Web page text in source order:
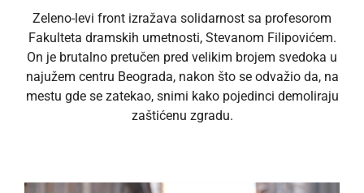
Zeleno-levi front izražava solidarnost sa profesorom
Fakulteta dramskih umetnosti, Stevanom Filipovićem.
On je brutalno pretučen pred velikim brojem svedoka u
najužem centru Beograda, nakon što se odvažio da, na
mestu gde se zatekao, snimi kako pojedinci demoliraju
zaštićenu zgradu.